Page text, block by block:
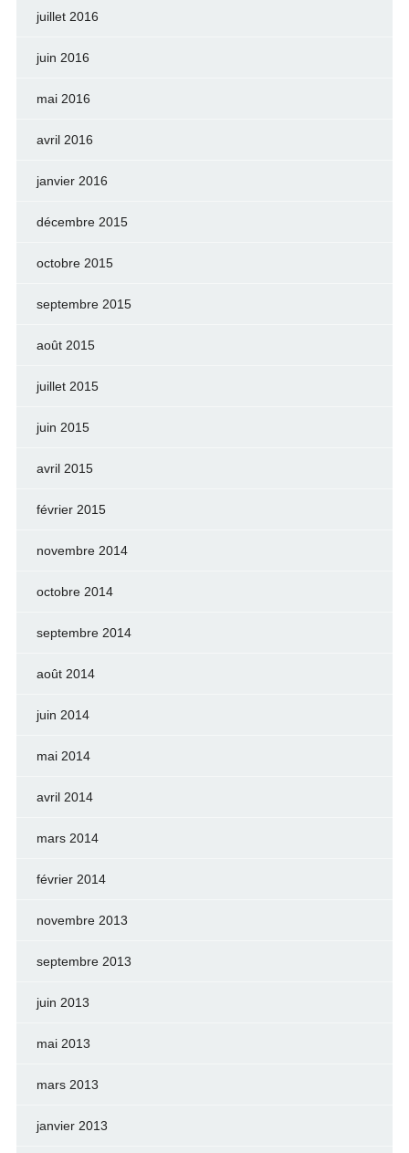
juillet 2016
juin 2016
mai 2016
avril 2016
janvier 2016
décembre 2015
octobre 2015
septembre 2015
août 2015
juillet 2015
juin 2015
avril 2015
février 2015
novembre 2014
octobre 2014
septembre 2014
août 2014
juin 2014
mai 2014
avril 2014
mars 2014
février 2014
novembre 2013
septembre 2013
juin 2013
mai 2013
mars 2013
janvier 2013